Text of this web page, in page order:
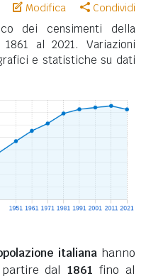
Modifica Condividi
dei censimenti della
al 2021. Variazioni
e statistiche su dati
italiana hanno
partire dal1861 fino al